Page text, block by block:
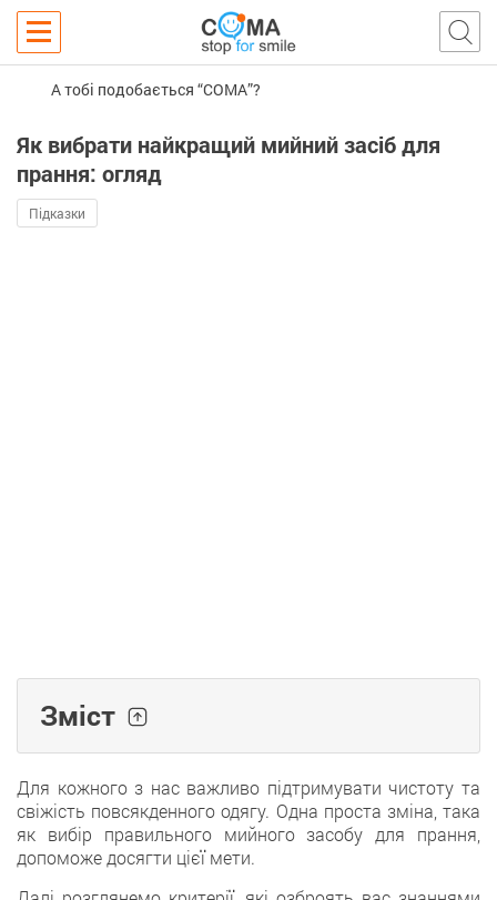
А тобі подобається “COMA”?
Як вибрати найкращий мийний засіб для
прання: огляд
Підказки
Зміст
Для кожного з нас важливо підтримувати чистоту та
свіжість повсякденного одягу. Одна проста зміна, така
як вибір правильного мийного засобу для прання,
допоможе досягти цієї мети.